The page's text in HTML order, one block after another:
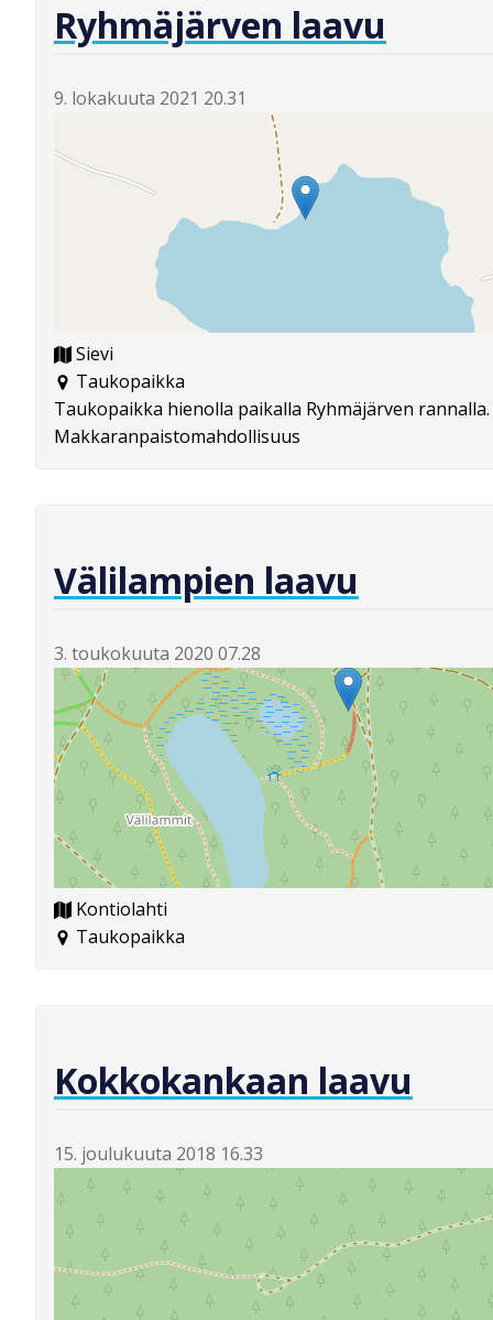
Ryhmäjärven laavu
9. lokakuuta 2021 20.31
Sievi
Taukopaikka
Taukopaikka hienolla paikalla Ryhmäjärven rannalla.
Makkaranpaistomahdollisuus
Välilampien laavu
3. toukokuuta 2020 07.28
Kontiolahti
Taukopaikka
Kokkokankaan laavu
15. joulukuuta 2018 16.33